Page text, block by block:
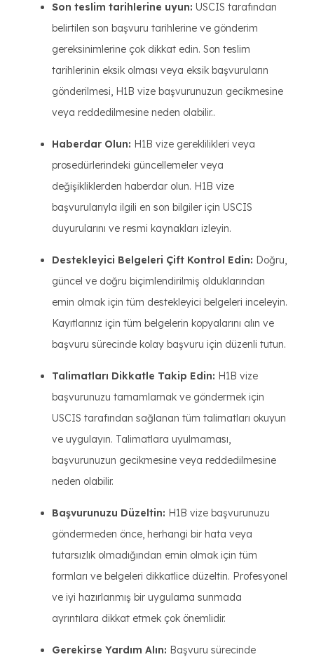
Son teslim tarihlerine uyun: USCIS tarafından
belirtilen son başvuru tarihlerine ve gönderim
gereksinimlerine çok dikkat edin. Son teslim
tarihlerinin eksik olması veya eksik başvuruların
gönderilmesi, H1B vize başvurunuzun gecikmesine
veya reddedilmesine neden olabilir..
Haberdar Olun: H1B vize gereklilikleri veya
prosedürlerindeki güncellemeler veya
değişikliklerden haberdar olun. H1B vize
başvurularıyla ilgili en son bilgiler için USCIS
duyurularını ve resmi kaynakları izleyin.
Destekleyici Belgeleri Çift Kontrol Edin: Doğru,
güncel ve doğru biçimlendirilmiş olduklarından
emin olmak için tüm destekleyici belgeleri inceleyin.
Kayıtlarınız için tüm belgelerin kopyalarını alın ve
başvuru sürecinde kolay başvuru için düzenli tutun.
Talimatları Dikkatle Takip Edin: H1B vize
başvurunuzu tamamlamak ve göndermek için
USCIS tarafından sağlanan tüm talimatları okuyun
ve uygulayın. Talimatlara uyulmaması,
başvurunuzun gecikmesine veya reddedilmesine
neden olabilir.
Başvurunuzu Düzeltin: H1B vize başvurunuzu
göndermeden önce, herhangi bir hata veya
tutarsızlık olmadığından emin olmak için tüm
formları ve belgeleri dikkatlice düzeltin. Profesyonel
ve iyi hazırlanmış bir uygulama sunmada
ayrıntılara dikkat etmek çok önemlidir.
Gerekirse Yardım Alın: Başvuru sürecinde